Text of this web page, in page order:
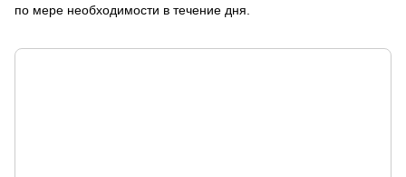
по мере необходимости в течение дня.